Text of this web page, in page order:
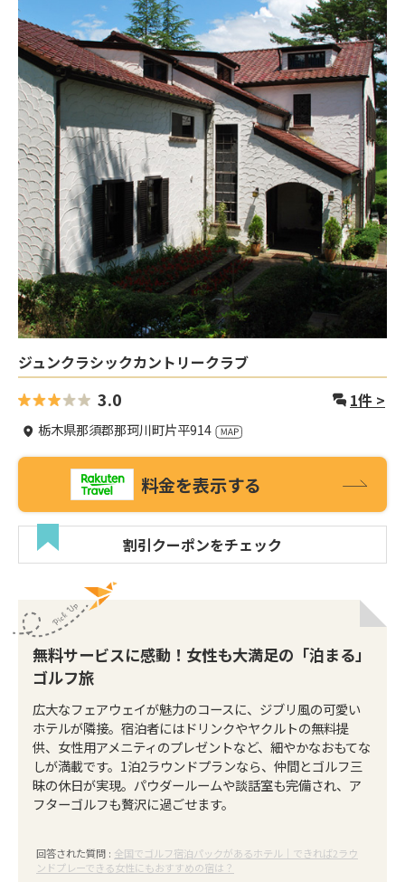
ジュンクラシックカントリークラブ
3.0 1件 >
栃木県那須郡那珂川町片平914
料金を表示する
割引クーポンをチェック
無料サービスに感動！女性も大満足の「泊まる」
ゴルフ旅
広大なフェアウェイが魅力のコースに、ジブリ風の可愛い
ホテルが隣接。宿泊者にはドリンクやヤクルトの無料提
供、女性用アメニティのプレゼントなど、細やかなおもてな
しが満載です。1泊2ラウンドプランなら、仲間とゴルフ三
昧の休日が実現。パウダールームや談話室も完備され、ア
フターゴルフも贅沢に過ごせます。
回答された質問 : 全国でゴルフ宿泊パックがあるホテル｜できれば2ラウ
ンドプレーできる女性にもおすすめの宿は？